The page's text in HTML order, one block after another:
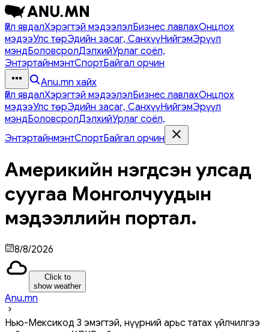
Үйл явдалХэрэгтэй мэдээлэлБизнес лавлахОнцлох
мэдээУлс төрЭдийн засаг, СанхүүНийгэмЭрүүл
мэндБоловсролДэлхийУрлаг соёл,
ЭнтэртайнмэнтСпортБайгал орчин
Anu.mn хайх
Үйл явдалХэрэгтэй мэдээлэлБизнес лавлахОнцлох
мэдээУлс төрЭдийн засаг, СанхүүНийгэмЭрүүл
мэндБоловсролДэлхийУрлаг соёл,
ЭнтэртайнмэнтСпортБайгал орчин
Америкийн нэгдсэн улсад
суугаа Монголчуудын
мэдээллийн портал.
8/8/2026
Click to
show weather
Anu.mn
Нью-Мексикод 3 эмэгтэй, нүүрний арьс татах үйлчилгээ